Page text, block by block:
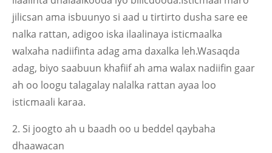
jilicsan ama isbuunyo si aad u tirtirto dusha sare ee
nalka rattan, adigoo iska ilaalinaya isticmaalka
walxaha nadiifinta adag ama daxalka leh.Wasaqda
adag, biyo saabuun khafiif ah ama walax nadiifin gaar
ah oo loogu talagalay nalalka rattan ayaa loo
isticmaali karaa.
2. Si joogto ah u baadh oo u beddel qaybaha
dhaawacan